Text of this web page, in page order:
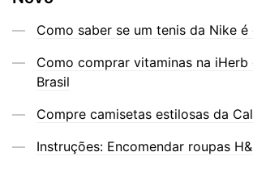
Como saber se um tenis da Nike é
Como comprar vitaminas na iHerb
Brasil
Compre camisetas estilosas da
Instruções: Encomendar roupas